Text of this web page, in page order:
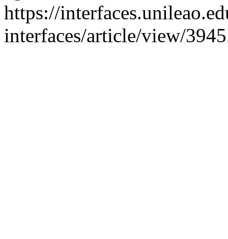
https://
interfaces/article/view/